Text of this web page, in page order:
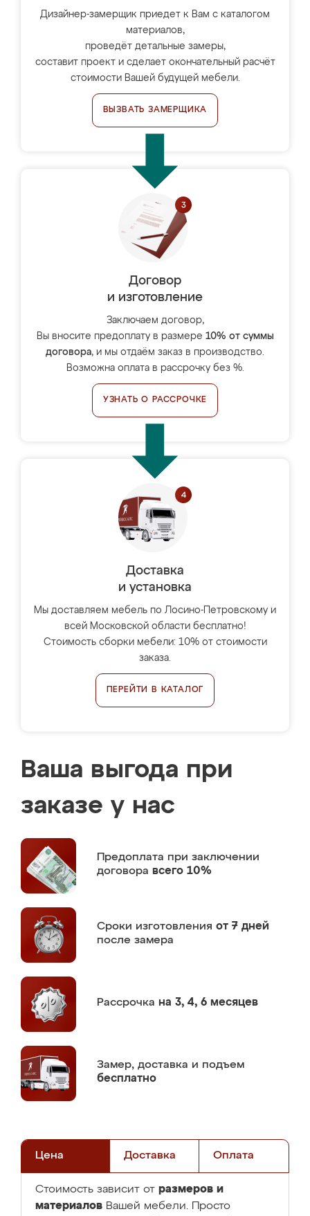
Дизайнер-замерщик приедет к Вам с каталогом
материалов,
проведёт детальные замеры,
составит проект и сделает окончательный расчёт
стоимости Вашей будущей мебели.
ВЫЗВАТЬ ЗАМЕРЩИКА
Договор
и изготовление
Заключаем договор,
Вы вносите предоплату в размере 10% от суммы
договора, и мы отдаём заказ в производство.
Возможна оплата в рассрочку без %.
УЗНАТЬ О РАССРОЧКЕ
Доставка
и установка
Мы доставляем мебель по Лосино-Петровскому и
всей Московской области бесплатно!
Стоимость сборки мебели: 10% от стоимости
заказа.
ПЕРЕЙТИ В КАТАЛОГ
Ваша выгода при
заказе у нас
Предоплата при заключении
договора всего 10%
Сроки изготовления от 7 дней
после замера
Рассрочка на 3, 4, 6 месяцев
Замер, доставка и подъем
бесплатно
Цена Доставка Оплата
Стоимость зависит от размеров и
материалов Вашей мебели. Просто